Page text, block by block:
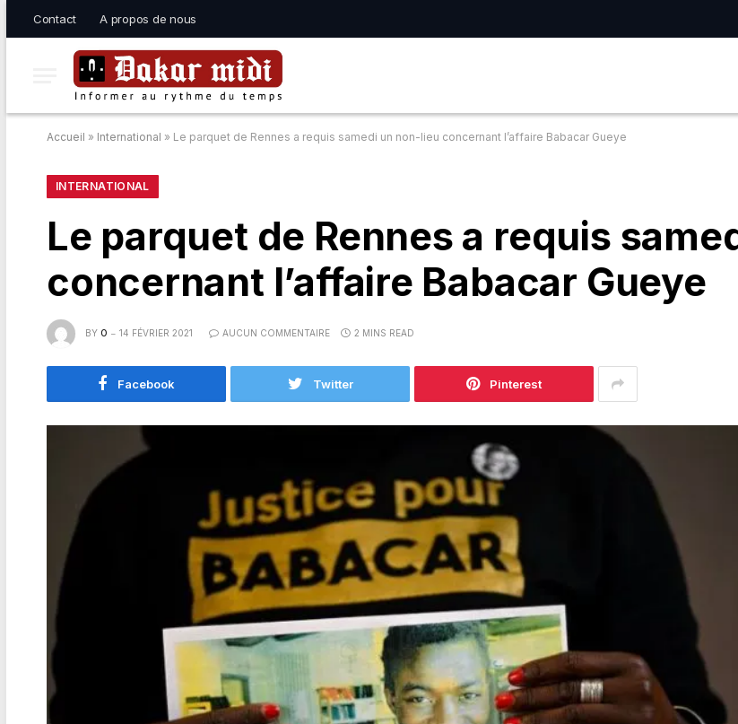
Contact A propos de nous
Accueil » International » Le parquet de Rennes a requis samedi un non-lieu concernant l’affaire Babacar Gueye
INTERNATIONAL
Le parquet de Rennes a requis
concernant l’affaire Babacar Gueye
BY O 14 FÉVRIER 2021 AUCUN COMMENTAIRE 2 MINS READ
Facebook Twitter Pinterest